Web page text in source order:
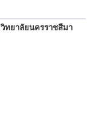
วิทยาลัยนครราชสีมา